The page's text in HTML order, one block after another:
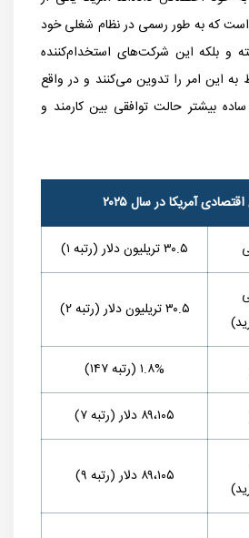
که به طور رسمی در نظام شغلی خود
و بلکه این شرکت‌های استخدام‌کننده
به این امر را تدوین می‌کنند و در واقع
بیشتر حالت توافقی بین کارمند و
آمریکا در سال ۲۰۲۵
۳۰.۵ تریلیون دلار (رتبه ۱)
۳۰.۵ تریلیون دلار (رتبه ۲)
۱.۸% (رتبه ۱۴۷)
۸۹،۱۰۵ دلار (رتبه ۷)
۸۹،۱۰۵ دلار (رتبه ۹)